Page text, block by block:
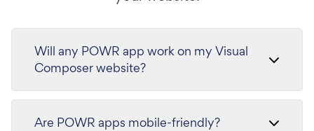
Will any POWR app work on my Visual
Composer website?
Are POWR apps mobile-friendly?